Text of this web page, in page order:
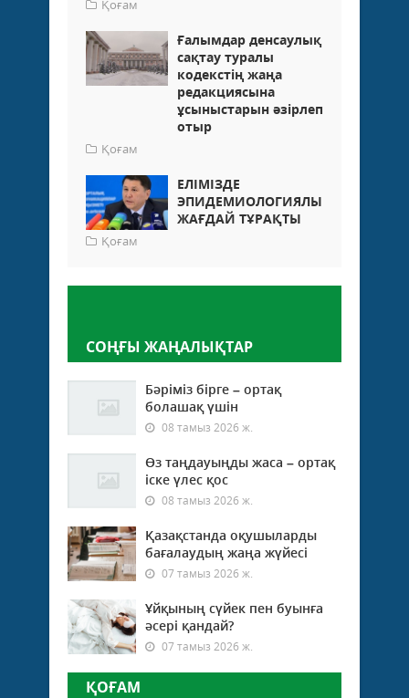
Қоғам
Ғалымдар денсаулық
сақтау туралы
кодекстің жаңа
редакциясына
ұсыныстарын әзірлеп
отыр
Қоғам
ЕЛІМІЗДЕ
ЭПИДЕМИОЛОГИЯЛЫҚ
ЖАҒДАЙ ТҰРАҚТЫ
Қоғам
СОҢҒЫ ЖАҢАЛЫҚТАР
Бәріміз бірге – ортақ
болашақ үшін
08 тамыз 2026 ж.
Өз таңдауыңды жаса – ортақ
іске үлес қос
08 тамыз 2026 ж.
Қазақстанда оқушыларды
бағалаудың жаңа жүйесі
07 тамыз 2026 ж.
Ұйқының сүйек пен буынға
әсері қандай?
07 тамыз 2026 ж.
ҚОҒАМ